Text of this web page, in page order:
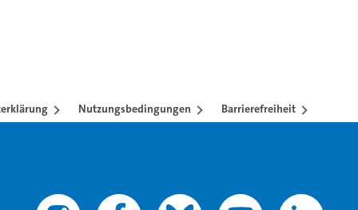
Nutzungsbedingungen Barrierefreiheit